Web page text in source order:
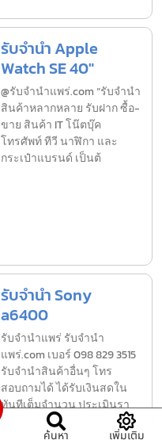
รับจำนำ Apple
Watch SE 40″
@รับจำนำแพร่.com “รับจำนำ
สินค้าหลากหลาย รับฝาก ซื้อ-
ขาย สินค้า IT โน๊ตบุ๊ค
โทรศัพท์ ทีวี นาฬิกา และ
กระเป๋าแบรนด์ เป็นต้
รับจำนำ Sony
a6400
รับจํานำแพร่ รับจํานํา
แพร่.com เบอร์ 098 829 3515
รับจำนำสินค้าอื่นๆ โทร
สอบถามได้ ได้รับเงินสดใน
ทันทีเต็มจำนวน ประเมินรา
ค้นหา เพิ่มเติม